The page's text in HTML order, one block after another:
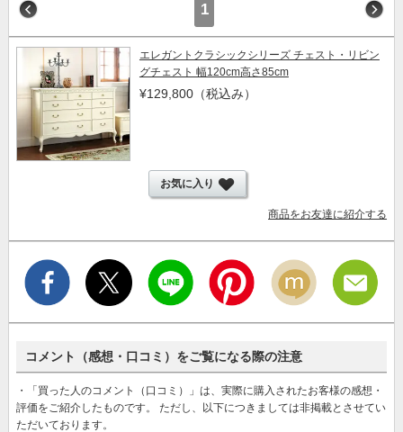
1
エレガントクラシックシリーズ チェスト・リビン
グチェスト 幅120cm高さ85cm
¥129,800（税込み）
お気に入り
商品をお友達に紹介する
コメント（感想・口コミ）をご覧になる際の注意
・「買った人のコメント（口コミ）」は、実際に購入されたお客様の感想・
評価をご紹介したものです。 ただし、以下につきましては非掲載とさせてい
ただいております。